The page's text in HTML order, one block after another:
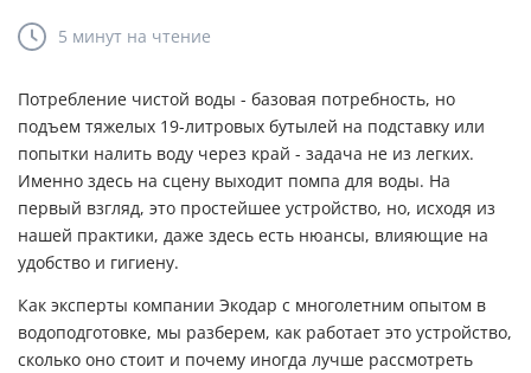
5 минут на чтение
Потребление чистой воды - базовая потребность, но
подъем тяжелых 19-литровых бутылей на подставку или
попытки налить воду через край - задача не из легких.
Именно здесь на сцену выходит помпа для воды. На
первый взгляд, это простейшее устройство, но, исходя из
нашей практики, даже здесь есть нюансы, влияющие на
удобство и гигиену.
Как эксперты компании Экодар с многолетним опытом в
водоподготовке, мы разберем, как работает это устройство,
сколько оно стоит и почему иногда лучше рассмотреть